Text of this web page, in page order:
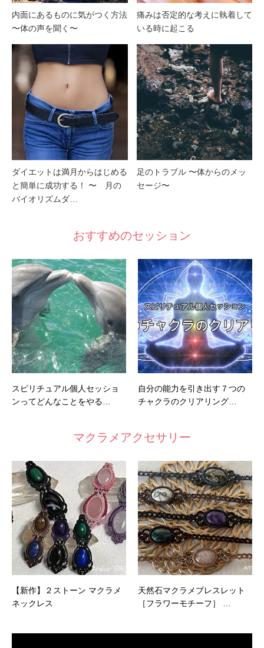
内面にあるものに気がつく方法
〜体の声を聞く〜
痛みは否定的な考えに執着して
いる時に起こる
ダイエットは満月からはじめる
と簡単に成功する！ 〜 月の
バイオリズムダ…
足のトラブル 〜体からのメッ
セージ〜
おすすめのセッション
スピリチュアル個人セッショ
ンってどんなことをやる…
自分の能力を引き出す７つの
チャクラのクリアリング…
マクラメアクセサリー
【新作】２ストーン マクラメ
ネックレス
天然石マクラメブレスレット
［フラワーモチーフ］ …
動